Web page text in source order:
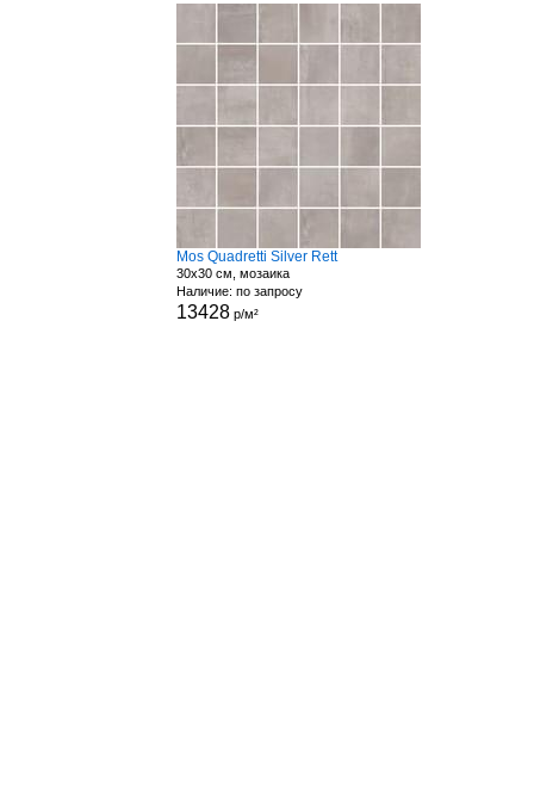
Mos Quadretti Silver Rett
30x30 см, мозаика
Наличие: по запросу
13428 р/м²